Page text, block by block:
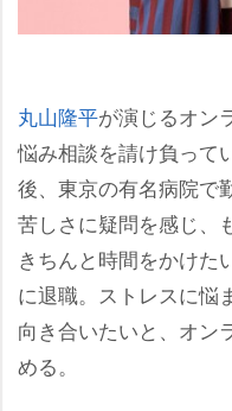
丸山隆平が演じるオン
悩み相談を請け負って
後、東京の有名病院で
苦しさに疑問を感じ、
きちんと時間をかけた
に退職。ストレスに悩
向き合いたいと、オン
める。